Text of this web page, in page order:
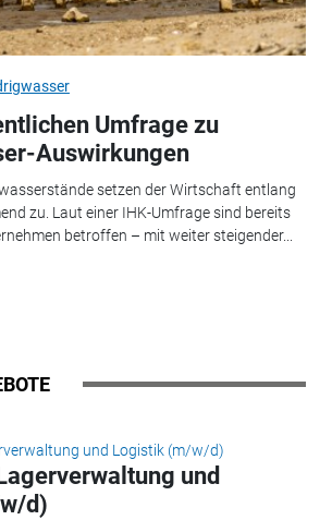
Umfrage zu
Auswirkungen
setzen der Wirtschaft entlang
zu. Laut einer IHK-Umfrage sind bereits
betroffen – mit weiter steigender...
und
d)